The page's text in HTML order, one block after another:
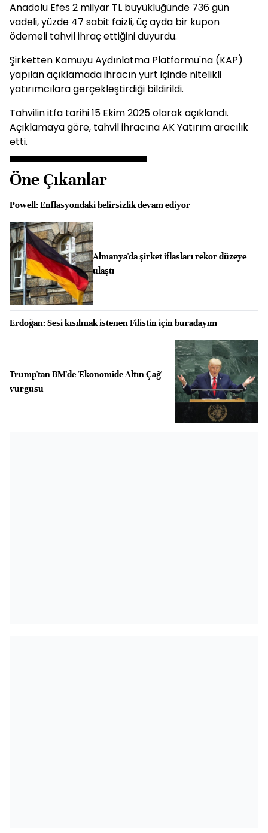
Anadolu Efes 2 milyar TL büyüklüğünde 736 gün
vadeli, yüzde 47 sabit faizli, üç ayda bir kupon
ödemeli tahvil ihraç ettiğini duyurdu.
Şirketten Kamuyu Aydınlatma Platformu'na (KAP)
yapılan açıklamada ihracın yurt içinde nitelikli
yatırımcılara gerçekleştirdiği bildirildi.
Tahvilin itfa tarihi 15 Ekim 2025 olarak açıklandı.
Açıklamaya göre, tahvil ihracına AK Yatırım aracılık
etti.
Öne Çıkanlar
Powell: Enflasyondaki belirsizlik devam ediyor
Almanya'da şirket iflasları rekor düzeye
ulaştı
Erdoğan: Sesi kısılmak istenen Filistin için buradayım
Trump'tan BM'de 'Ekonomide Altın Çağ'
vurgusu